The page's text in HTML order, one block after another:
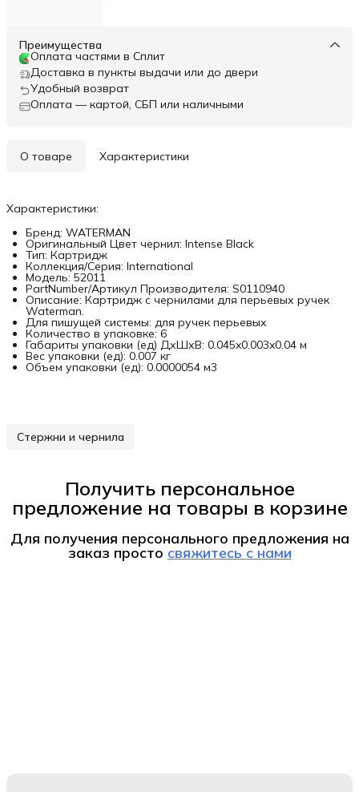
Преимущества
Оплата частями в Сплит
Доставка в пункты выдачи или до двери
Удобный возврат
Оплата — картой, СБП или наличными
О товаре Характеристики
Характеристики:
Бренд: WATERMAN
Оригинальный Цвет чернил: Intense Black
Тип: Картридж
Коллекция/Серия: International
Модель: 52011
PartNumber/Артикул Производителя: S0110940
Описание: Картридж с чернилами для перьевых ручек
Waterman.
Для пишущей системы: для ручек перьевых
Количество в упаковке: 6
Габариты упаковки (ед) ДхШхВ: 0.045x0.003x0.04 м
Вес упаковки (ед): 0.007 кг
Объем упаковки (ед): 0.0000054 м3
Стержни и чернила
Получить персональное
предложение на товары в корзине
Для получения персонального предложения на
заказ просто свяжитесь с нами